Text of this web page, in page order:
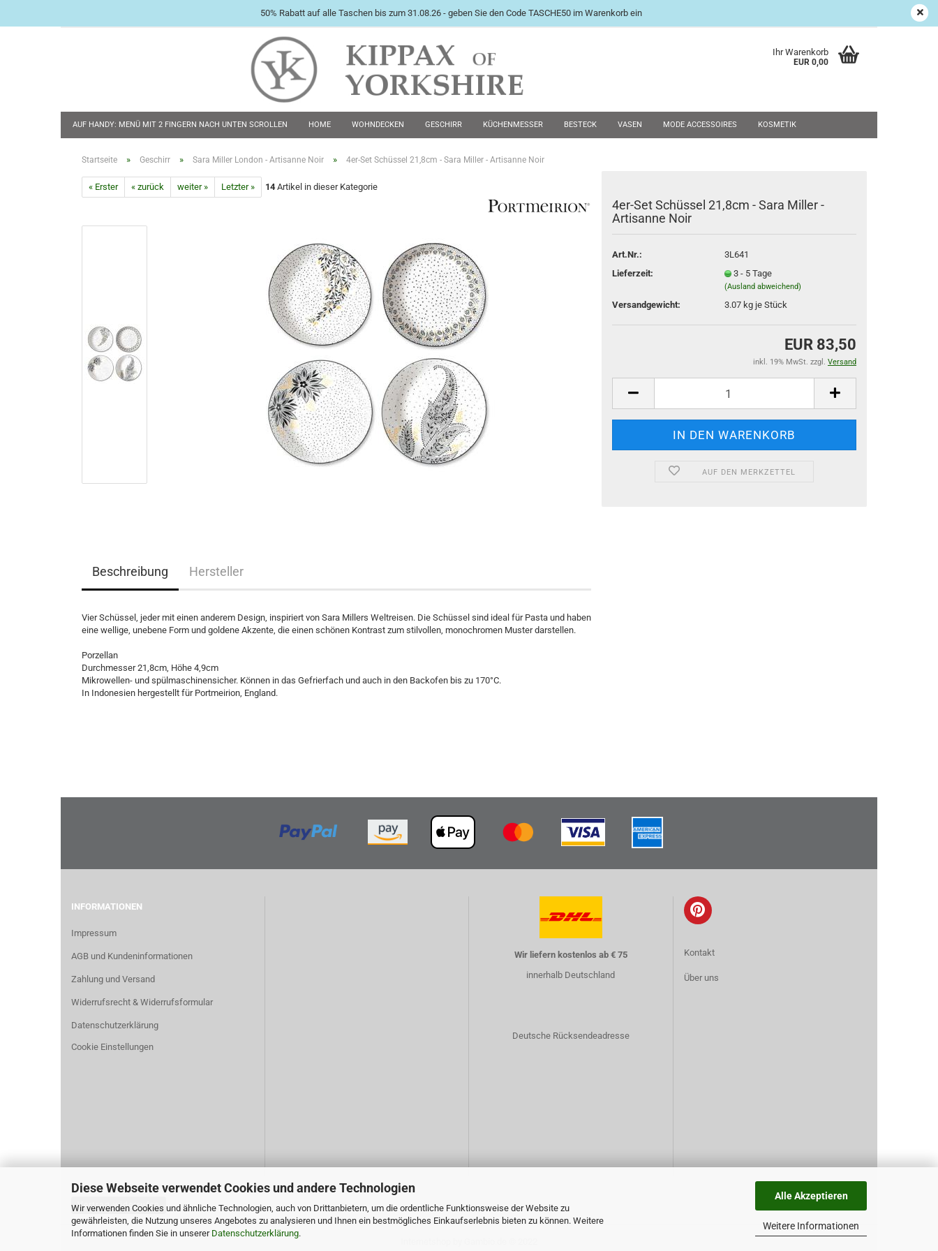
Diese Webseite verwendet Cookies und andere Technologien
Wir verwenden Cookies und ähnliche Technologien, auch von Drittanbietern, um die ordentliche Funktionsweise der Website zu
gewährleisten, die Nutzung unseres Angebotes zu analysieren und Ihnen ein bestmögliches Einkaufserlebnis bieten zu können. Weitere
Informationen finden Sie in unserer Datenschutzerklärung.
Alle Akzeptieren
Weitere Informationen
International English Language Shop
Konto erstellen
Ihr Warenkorb
EUR 0,00
50% Rabatt auf alle Taschen bis zum 31.08.26 - geben Sie den Code TASCHE50 im Warenkorb ein
AUF HANDY: MENÜ MIT 2 FINGERN NACH UNTEN SCROLLEN HOME WOHNDECKEN GESCHIRR KÜCHENMESSER BESTECK VASEN MODE ACCESSOIRES KOSMETIK
Startseite » Geschirr » Sara Miller London - Artisanne Noir » 4er-Set Schüssel 21,8cm - Sara Miller - Artisanne Noir
« Erster « zurück weiter » Letzter » 14 Artikel in dieser Kategorie
4er-Set Schüssel 21,8cm - Sara Miller -
Artisanne Noir
Art.Nr.:
3L641
Lieferzeit:
3 - 5 Tage
(Ausland abweichend)
Versandgewicht: 3.07kg je Stück
EUR 83,50
inkl. 19% MwSt. zzgl. Versand
AUF DEN MERKZETTEL
Beschreibung Hersteller
Vier Schüssel, jeder mit einen anderem Design, inspiriert von Sara Millers Weltreisen. Die Schüssel sind ideal für Pasta und haben
eine wellige, unebene Form und goldene Akzente, die einen schönen Kontrast zum stilvollen, monochromen Muster darstellen.
Porzellan
Durchmesser 21,8cm, Höhe 4,9cm
Mikrowellen- und spülmaschinensicher. Können in das Gefrierfach und auch in den Backofen bis zu 170°C.
In Indonesien hergestellt für Portmeirion, England.
INFORMATIONEN
Impressum
AGB und Kundeninformationen
Zahlung und Versand
Widerrufsrecht & Widerrufsformular
Datenschutzerklärung
Cookie Einstellungen
Wir liefern kostenlos ab € 75
innerhalb Deutschland
Deutsche Rücksendeadresse
Kontakt
Über uns
Vertrag widerrufen